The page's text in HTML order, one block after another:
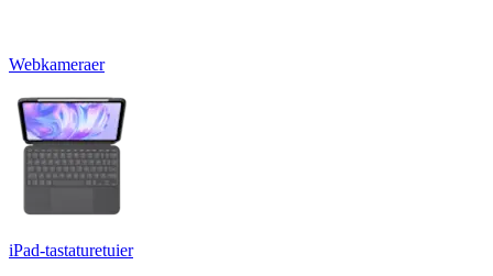
Webkameraer
iPad-tastaturetuier